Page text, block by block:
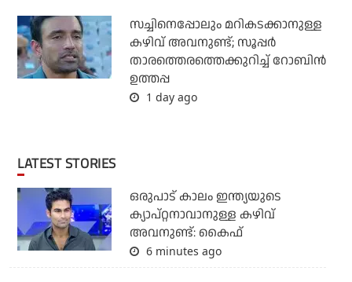
സച്ചിനെപ്പോലും മറികടക്കാനുള്ള
കഴിവ് അവനുണ്ട്; സൂപ്പര്‍
താരത്തെരത്തെക്കുറിച്ച് റോബിന്‍
ഉത്തപ്പ
1 day ago
LATEST STORIES
ഒരുപാട് കാലം ഇന്ത്യയുടെ
ക്യാപ്റ്റനാവാനുള്ള കഴിവ്
അവനുണ്ട്: കൈഫ്
6 minutes ago